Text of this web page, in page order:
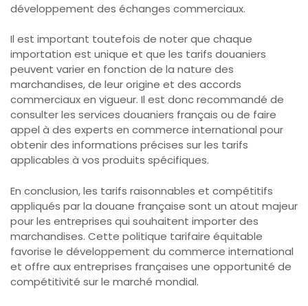
développement des échanges commerciaux.
Il est important toutefois de noter que chaque
importation est unique et que les tarifs douaniers
peuvent varier en fonction de la nature des
marchandises, de leur origine et des accords
commerciaux en vigueur. Il est donc recommandé de
consulter les services douaniers français ou de faire
appel à des experts en commerce international pour
obtenir des informations précises sur les tarifs
applicables à vos produits spécifiques.
En conclusion, les tarifs raisonnables et compétitifs
appliqués par la douane française sont un atout majeur
pour les entreprises qui souhaitent importer des
marchandises. Cette politique tarifaire équitable
favorise le développement du commerce international
et offre aux entreprises françaises une opportunité de
compétitivité sur le marché mondial.